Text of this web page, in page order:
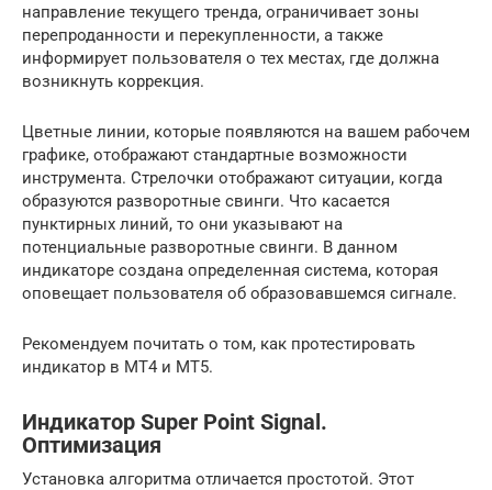
направление текущего тренда, ограничивает зоны
перепроданности и перекупленности, а также
информирует пользователя о тех местах, где должна
возникнуть коррекция.
Цветные линии, которые появляются на вашем рабочем
графике, отображают стандартные возможности
инструмента. Стрелочки отображают ситуации, когда
образуются разворотные свинги. Что касается
пунктирных линий, то они указывают на
потенциальные разворотные свинги. В данном
индикаторе создана определенная система, которая
оповещает пользователя об образовавшемся сигнале.
Рекомендуем почитать о том, как протестировать
индикатор в MT4 и MT5.
Индикатор Super Point Signal.
Оптимизация
Установка алгоритма отличается простотой. Этот